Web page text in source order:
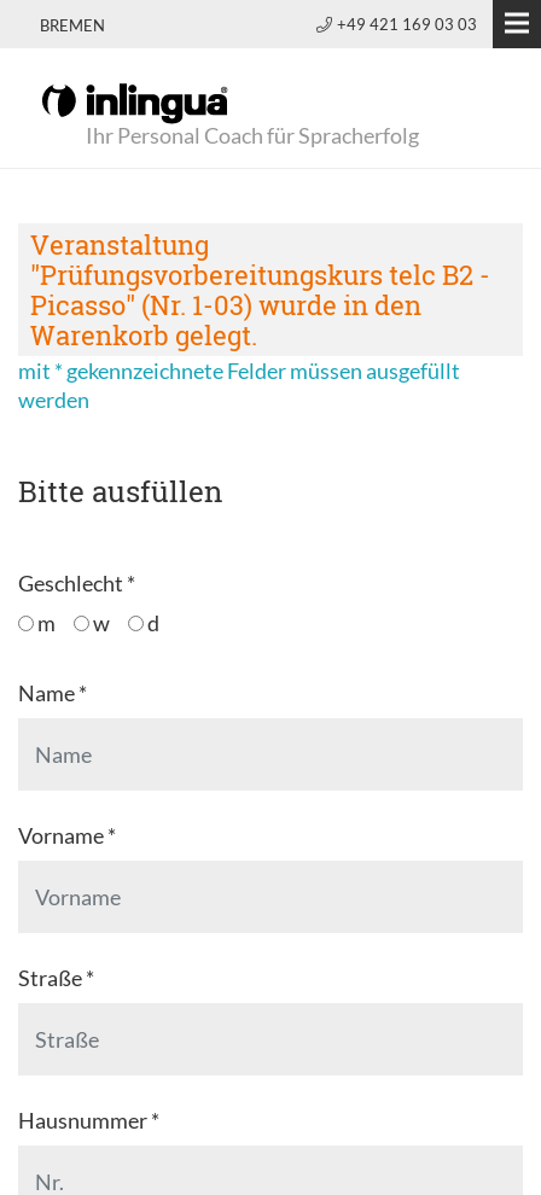
BREMEN +49 421 169 03 03
Ihr Personal Coach für Spracherfolg
Veranstaltung
"Prüfungsvorbereitungskurs telc B2 -
Picasso" (Nr. 1-03) wurde in den
Warenkorb gelegt.
mit * gekennzeichnete Felder müssen ausgefüllt
werden
Bitte ausfüllen
Geschlecht *
m
w d
Name *
Vorname *
Straße *
Hausnummer *